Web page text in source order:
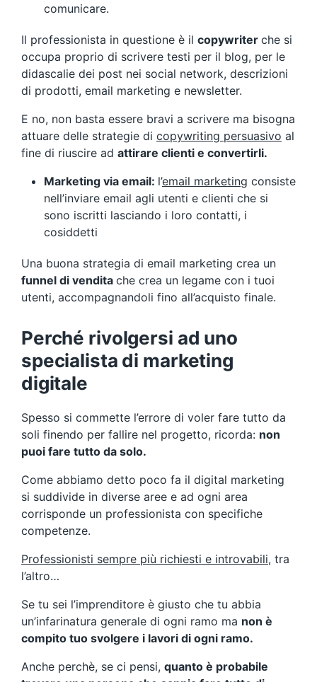
comunicare.
Il professionista in questione è il copywriter che si
occupa proprio di scrivere testi per il blog, per le
didascalie dei post nei social network, descrizioni
di prodotti, email marketing e newsletter.
E no, non basta essere bravi a scrivere ma bisogna
attuare delle strategie di copywriting persuasivo al
fine di riuscire ad attirare clienti e convertirli.
Marketing via email: l’email marketing consiste
nell’inviare email agli utenti e clienti che si
sono iscritti lasciando i loro contatti, i
cosiddetti
Una buona strategia di email marketing crea un
funnel di vendita che crea un legame con i tuoi
utenti, accompagnandoli fino all’acquisto finale.
Perché rivolgersi ad uno
specialista di marketing
digitale
Spesso si commette l’errore di voler fare tutto da
soli finendo per fallire nel progetto, ricorda: non
puoi fare tutto da solo.
Come abbiamo detto poco fa il digital marketing
si suddivide in diverse aree e ad ogni area
corrisponde un professionista con specifiche
competenze.
Professionisti sempre più richiesti e introvabili, tra
l’altro…
Se tu sei l’imprenditore è giusto che tu abbia
un’infarinatura generale di ogni ramo ma non è
compito tuo svolgere i lavori di ogni ramo.
Anche perchè, se ci pensi, quanto è probabile